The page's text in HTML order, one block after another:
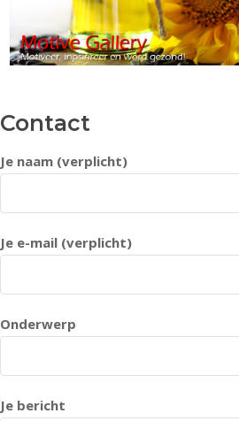
content
Contact
Je naam (verplicht)
Je e-mail (verplicht)
Onderwerp
Je bericht